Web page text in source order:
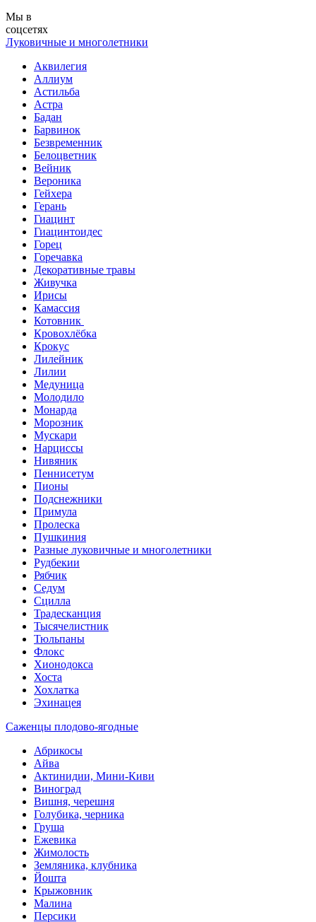
Мы в
соцсетях
Луковичные и многолетники
Аквилегия
Аллиум
Астильба
Астра
Бадан
Барвинок
Безвременник
Белоцветник
Вейник
Вероника
Гейхера
Герань
Гиацинт
Гиацинтоидес
Горец
Горечавка
Декоративные травы
Живучка
Ирисы
Камассия
Котовник
Кровохлёбка
Крокус
Лилейник
Лилии
Медуница
Молодило
Монарда
Морозник
Мускари
Нарциссы
Нивяник
Пеннисетум
Пионы
Подснежники
Примула
Пролеска
Пушкиния
Разные луковичные и многолетники
Рудбекии
Рябчик
Седум
Сцилла
Традесканция
Тысячелистник
Тюльпаны
Флокс
Хионодокса
Хоста
Хохлатка
Эхинацея
Саженцы плодово-ягодные
Абрикосы
Айва
Актинидии, Мини-Киви
Виноград
Вишня, черешня
Голубика, черника
Груша
Ежевика
Жимолость
Земляника, клубника
Йошта
Крыжовник
Малина
Персики